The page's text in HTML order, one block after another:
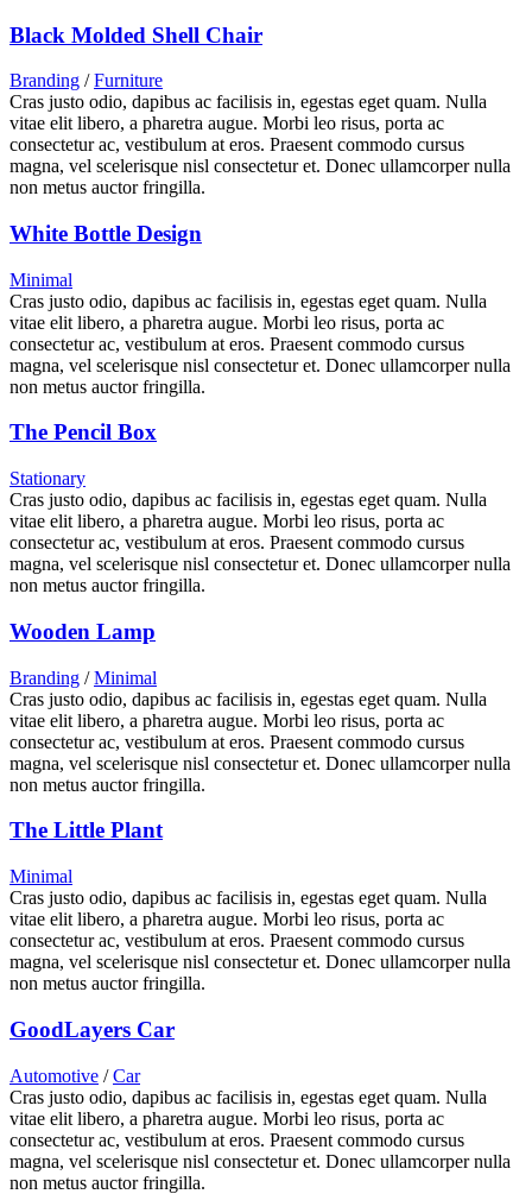
Black Molded Shell Chair
Branding / Furniture
Cras justo odio, dapibus ac facilisis in, egestas eget quam. Nulla
vitae elit libero, a pharetra augue. Morbi leo risus, porta ac
consectetur ac, vestibulum at eros. Praesent commodo cursus
magna, vel scelerisque nisl consectetur et. Donec ullamcorper nulla
non metus auctor fringilla.
White Bottle Design
Minimal
Cras justo odio, dapibus ac facilisis in, egestas eget quam. Nulla
vitae elit libero, a pharetra augue. Morbi leo risus, porta ac
consectetur ac, vestibulum at eros. Praesent commodo cursus
magna, vel scelerisque nisl consectetur et. Donec ullamcorper nulla
non metus auctor fringilla.
The Pencil Box
Stationary
Cras justo odio, dapibus ac facilisis in, egestas eget quam. Nulla
vitae elit libero, a pharetra augue. Morbi leo risus, porta ac
consectetur ac, vestibulum at eros. Praesent commodo cursus
magna, vel scelerisque nisl consectetur et. Donec ullamcorper nulla
non metus auctor fringilla.
Wooden Lamp
Branding / Minimal
Cras justo odio, dapibus ac facilisis in, egestas eget quam. Nulla
vitae elit libero, a pharetra augue. Morbi leo risus, porta ac
consectetur ac, vestibulum at eros. Praesent commodo cursus
magna, vel scelerisque nisl consectetur et. Donec ullamcorper nulla
non metus auctor fringilla.
The Little Plant
Minimal
Cras justo odio, dapibus ac facilisis in, egestas eget quam. Nulla
vitae elit libero, a pharetra augue. Morbi leo risus, porta ac
consectetur ac, vestibulum at eros. Praesent commodo cursus
magna, vel scelerisque nisl consectetur et. Donec ullamcorper nulla
non metus auctor fringilla.
GoodLayers Car
Automotive / Car
Cras justo odio, dapibus ac facilisis in, egestas eget quam. Nulla
vitae elit libero, a pharetra augue. Morbi leo risus, porta ac
consectetur ac, vestibulum at eros. Praesent commodo cursus
magna, vel scelerisque nisl consectetur et. Donec ullamcorper nulla
non metus auctor fringilla.